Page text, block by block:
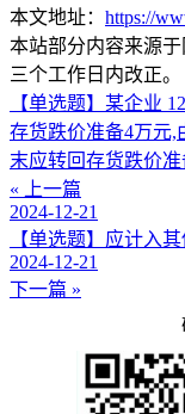
本文地址： https://
本站部分内容来源
三个工作日内改正。
【单选题】某企业
存货跌价准备4万元,
末应转回存货跌价准
« 上一篇
2024-12-21
【单选题】应计入
2024-12-21
下一篇 »